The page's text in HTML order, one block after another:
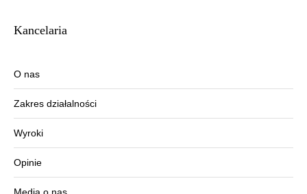
Kancelaria
O nas
Zakres działalności
Wyroki
Opinie